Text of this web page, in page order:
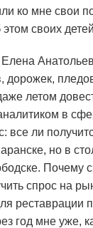
ко мне свои
своих
летом
в
все ли
но в
Почему
спрос на
год мне уже,